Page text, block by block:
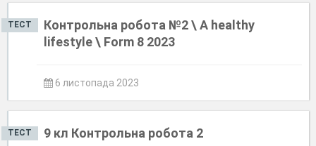
ТЕСТ
Контрольна робота №2 \ A healthy
lifestyle \ Form 8 2023
6 листопада 2023
ТЕСТ 9 кл Контрольна робота 2